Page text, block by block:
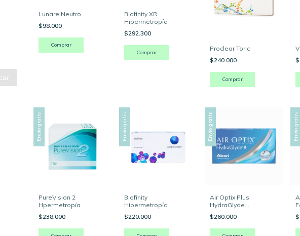
Lunare Neutro
$98.000
Comprar
Biofinity XR
Hipermetropía
$292.300
Comprar
Proclear Toric
$240.000
Envío gratis
PureVision 2
Hpermetropía
$238.000
Envío gratis
Biofinity
Hipermetropía
$220.000
Envío gratis
Air Optix Plus
HydraGlyde
Hipermetropía
$260.000
Envío gratis